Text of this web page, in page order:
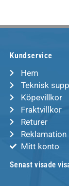
Kundservice
Hem
Teknisk
Köpevillkor
Fraktvillkor
Returer
Reklamation
Mitt konto
Senast visade